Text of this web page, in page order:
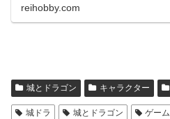
reihobby.com
城とドラゴン キャラクター
城ドラ 城とドラゴン ゲーム